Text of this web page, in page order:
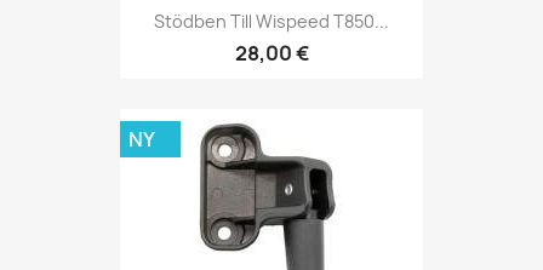
Stödben Till Wispeed T850...
28,00 €
NY